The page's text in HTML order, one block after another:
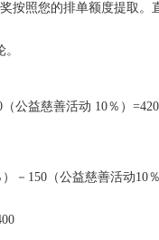
按照您的排单额度提取
。
公益慈善活动 10％）
－150（公益慈善活动10